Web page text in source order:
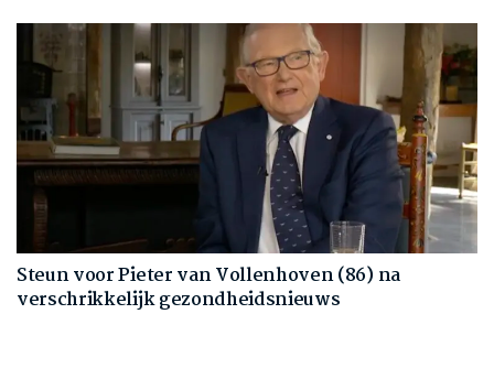
Steun voor Pieter van Vollenhoven (86) na
verschrikkelijk gezondheidsnieuws